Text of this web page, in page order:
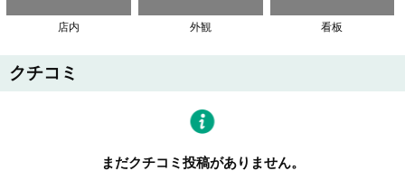
店内 外観 看板
クチコミ
まだクチコミ投稿がありません。